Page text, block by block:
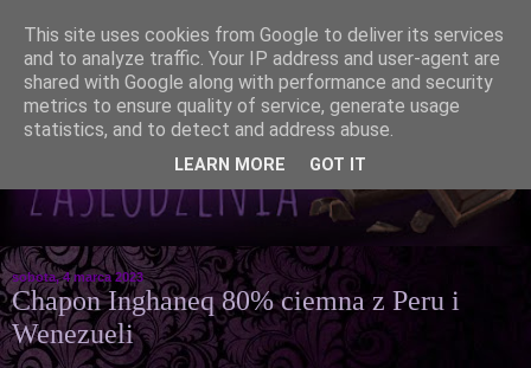
sobota, 4 marca 2023
Chapon Inghaneq 80% ciemna z Peru i
Wenezueli
This site uses cookies from Google to deliver its services
and to analyze traffic. Your IP address and user-agent are
shared with Google along with performance and security
metrics to ensure quality of service, generate usage
statistics, and to detect and address abuse.
LEARN MORE GOT IT